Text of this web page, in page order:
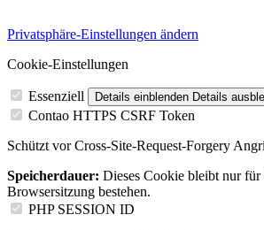
Privatsphäre-Einstellungen ändern
Cookie-Einstellungen
Essenziell Details einblenden Details
Contao HTTPS CSRF Token
Schützt vor Cross-Site-Request-Forgery
Speicherdauer: Dieses Cookie bleibt nur für
Browsersitzung bestehen.
PHP SESSION ID